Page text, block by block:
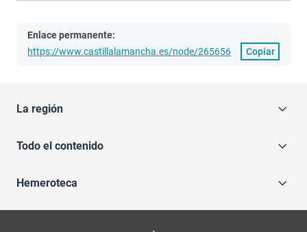
Enlace permanente:
https://www.castillalamancha.es/node/265656
Copiar
La región
Todo el contenido
Hemeroteca